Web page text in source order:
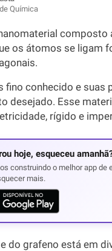
Química
composto
os átomos se ligam
fino conhecido e suas
desejado. Esse
rígido e
hoje, esqueceu
construindo o melhor app de
mais.
do grafeno está em